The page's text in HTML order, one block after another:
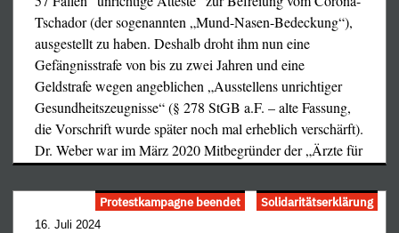
Wissenschaftlern in der ganzen Welt aus den
verschiedenen Forschungsbereichen, von der
Molekulargenetik bis zur Systematik, genutzt.
Tschador (der sogenannten „Mund-Nasen-Bedeckung“),
ausgestellt zu haben. Deshalb droht ihm nun eine
Gefängnisstrafe von bis zu zwei Jahren und eine
Geldstrafe wegen angeblichen „Ausstellens unrichtiger
Gesundheitszeugnisse“ (§ 278 StGB a.F. – alte Fassung,
die Vorschrift wurde später noch mal erheblich verschärft).
Dr. Weber war im März 2020 Mitbegründer der „Ärzte für
…
Protestkampagne beendet Solidaritätserklärung
16. Juli 2024